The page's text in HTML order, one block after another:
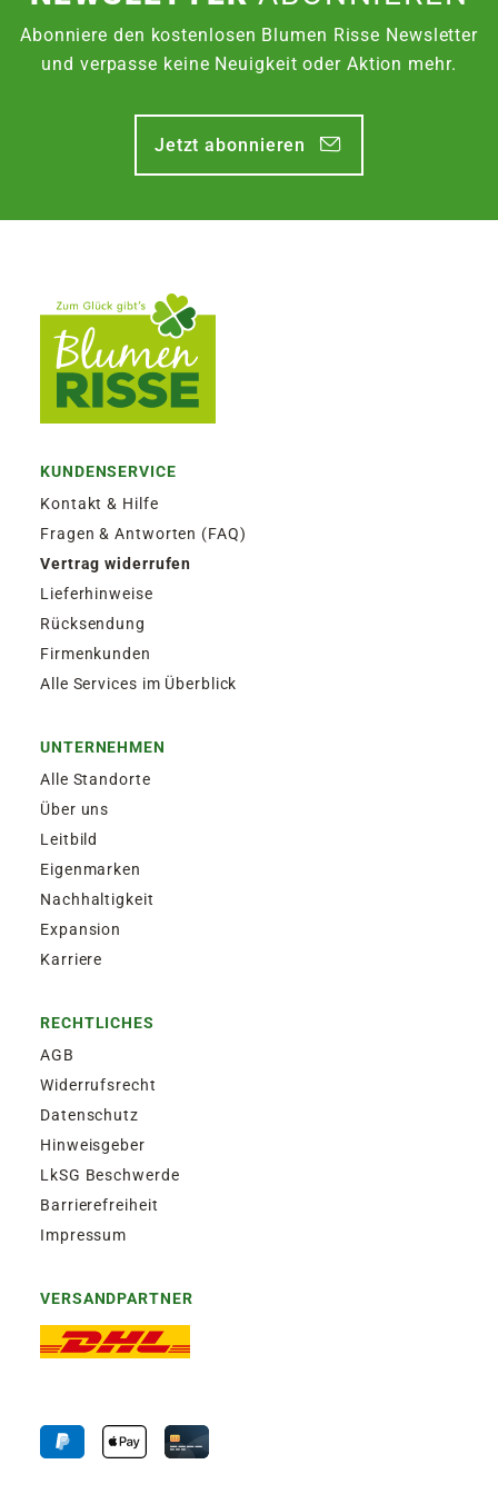
Abonniere den kostenlosen Blumen Risse Newsletter
und verpasse keine Neuigkeit oder Aktion mehr.
Jetzt abonnieren
KUNDENSERVICE
Kontakt & Hilfe
Fragen & Antworten (FAQ)
Vertrag widerrufen
Lieferhinweise
Rücksendung
Firmenkunden
Alle Services im Überblick
UNTERNEHMEN
Alle Standorte
Über uns
Leitbild
Eigenmarken
Nachhaltigkeit
Expansion
Karriere
RECHTLICHES
AGB
Widerrufsrecht
Datenschutz
Hinweisgeber
LkSG Beschwerde
Barrierefreiheit
Impressum
VERSANDPARTNER